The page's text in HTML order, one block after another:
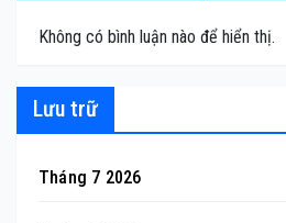
Không có bình luận nào để hiển thị.
Lưu trữ
Tháng 7 2026